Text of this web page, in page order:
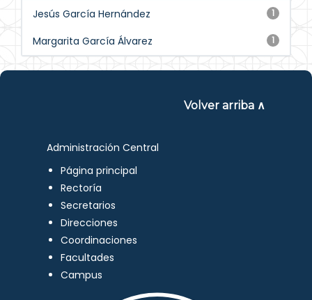
1
Jesús García Hernández
1
Margarita García Álvarez
Volver arriba ∧
Administración Central
Página principal
Rectoría
Secretarios
Direcciones
Coordinaciones
Facultades
Campus